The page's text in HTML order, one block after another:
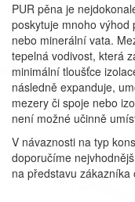
PUR pěna je
poskytuje mnoho výhod
nebo minerální vata.
tepelná vodivost, která
minimální tloušťce
následně expanduje,
mezery či spoje nebo
není možné učinně
V návaznosti na typ
doporučíme
na představu